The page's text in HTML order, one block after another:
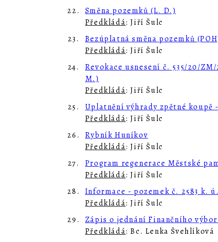
22.
Směna pozemků (L. D.)
Předkládá: Jiří Šulc
23.
Bezúplatná směna pozemků
Předkládá: Jiří Šulc
24.
Revokace usnesení č. 535/20/
M.)
Předkládá: Jiří Šulc
25.
Uplatnění výhrady zpětné
Předkládá: Jiří Šulc
26.
Rybník Huníkov
Předkládá: Jiří Šulc
27.
Program regenerace Městské
Předkládá: Jiří Šulc
28.
Informace - pozemek č. 2583 k.
Předkládá: Jiří Šulc
29.
Zápis o jednání Finančního
Předkládá: Bc. Lenka Švehlíková